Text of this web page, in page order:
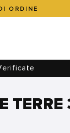
ORDINE